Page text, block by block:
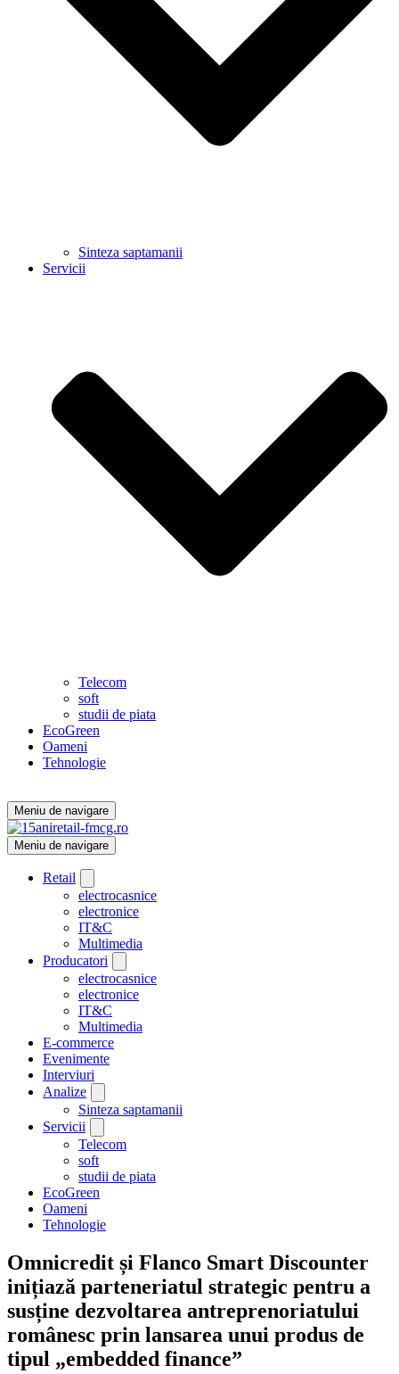
Sinteza saptamanii
Servicii
Telecom
soft
studii de piata
EcoGreen
Oameni
Tehnologie
Meniu de navigare
Meniu de navigare
Retail
electrocasnice
electronice
IT&C
Multimedia
Producatori
electrocasnice
electronice
IT&C
Multimedia
E-commerce
Evenimente
Interviuri
Analize
Sinteza saptamanii
Servicii
Telecom
soft
studii de piata
EcoGreen
Oameni
Tehnologie
Omnicredit și Flanco Smart Discounter
inițiază parteneriatul strategic pentru a
susține dezvoltarea antreprenoriatului
românesc prin lansarea unui produs de
tipul „embedded finance”